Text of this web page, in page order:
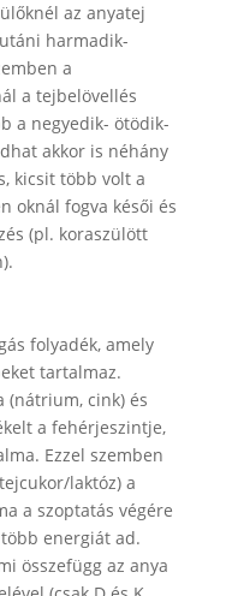
az anyatej
harmadik-
a
a tejbelövellés
a negyedik- ötödik-
akkor is néhány
kicsit több volt a
oknál fogva késői és
(pl. koraszülött
folyadék, amely
tartalmaz.
(nátrium, cink) és
a fehérjeszintje,
Ezzel szemben
laktóz) a
a szoptatás végére
energiát ad.
összefügg az anya